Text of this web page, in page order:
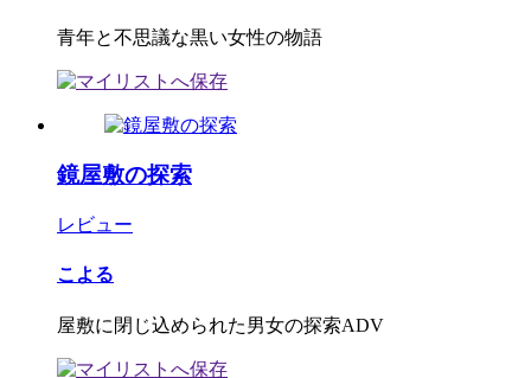
青年と不思議な黒い女性の物語
鏡屋敷の探索
レビュー
こよる
屋敷に閉じ込められた男女の探索ADV